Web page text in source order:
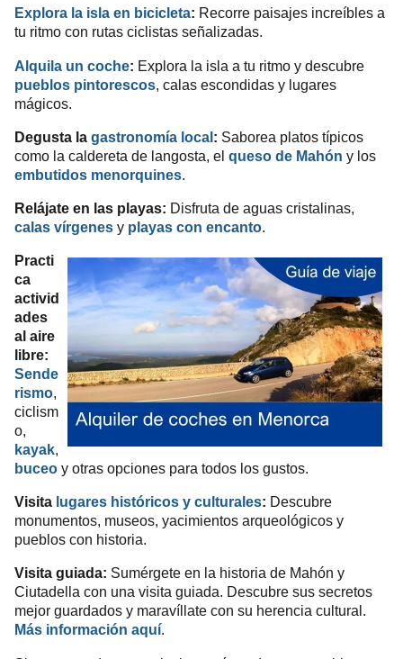
Explora la isla en bicicleta: Recorre paisajes increíbles a
tu ritmo con rutas ciclistas señalizadas.
Alquila un coche: Explora la isla a tu ritmo y descubre
pueblos pintorescos , calas escondidas y lugares
mágicos.
Degusta la gastronomía local: Saborea platos típicos
como la caldereta de langosta, el queso de Mahón y los
embutidos menorquines.
Relájate en las playas: Disfruta de aguas cristalinas,
calas vírgenes y playas con encanto.
Practi
ca
activid
ades
al aire
libre:
Sende
rismo,
ciclism
o,
kayak,
buceo y otras opciones para todos los gustos.
Visita lugares históricos y culturales: Descubre
monumentos, museos, yacimientos arqueológicos y
pueblos con historia.
Visita guiada: Sumérgete en la historia de Mahón y
Ciutadella con una visita guiada. Descubre sus secretos
mejor guardados y maravíllate con su herencia cultural.
Más información aquí.